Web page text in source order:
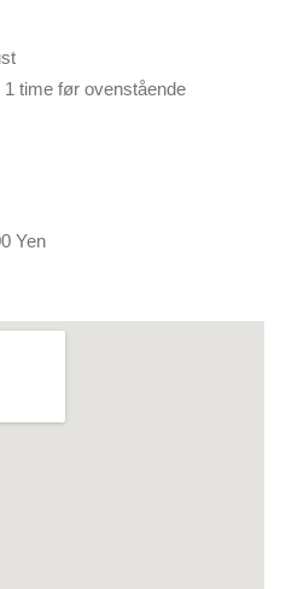
time før ovenstående
Yen